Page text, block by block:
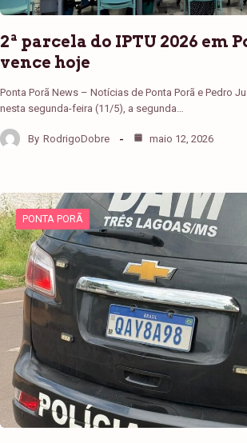
2ª parcela do IPTU 2026 em
vence hoje
Ponta Porã News – Notícias de Ponta Porã e Pedro
nesta segunda-feira (11/5), a segunda…
By RodrigoDobre maio 12, 2026
PONTA PORÃ